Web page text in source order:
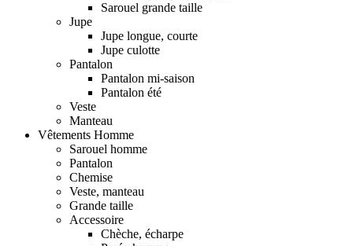
Sarouel grande taille
Jupe
Jupe longue, courte
Jupe culotte
Pantalon
Pantalon mi-saison
Pantalon été
Veste
Manteau
Vêtements Homme
Sarouel homme
Pantalon
Chemise
Veste, manteau
Grande taille
Accessoire
Chèche, écharpe